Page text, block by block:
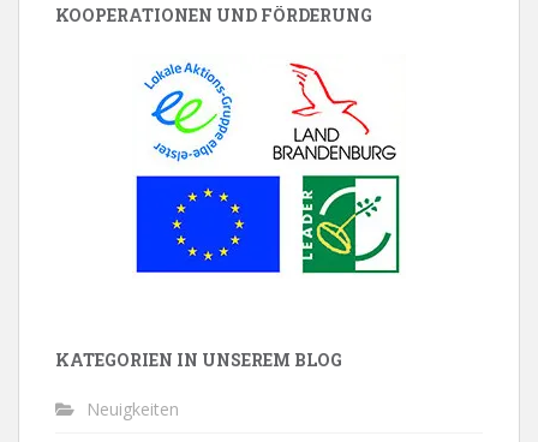
KOOPERATIONEN UND FÖRDERUNG
KATEGORIEN IN UNSEREM BLOG
Neuigkeiten